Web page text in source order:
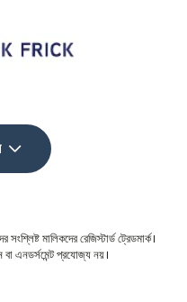
মালিকদের রেজিস্টার্ড ট্রেডমার্ক।
এনডর্সমেন্ট প্রযোজ্য নয়।